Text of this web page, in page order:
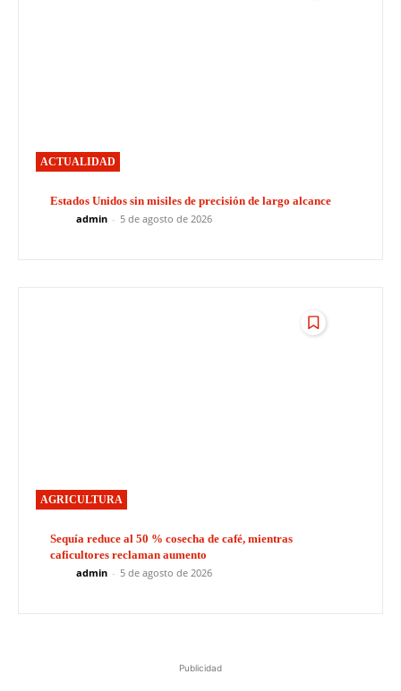
ACTUALIDAD
Estados Unidos sin misiles de precisión de largo alcance
admin - 5 de agosto de 2026
AGRICULTURA
Sequía reduce al 50 % cosecha de café, mientras
caficultores reclaman aumento
admin - 5 de agosto de 2026
Publicidad